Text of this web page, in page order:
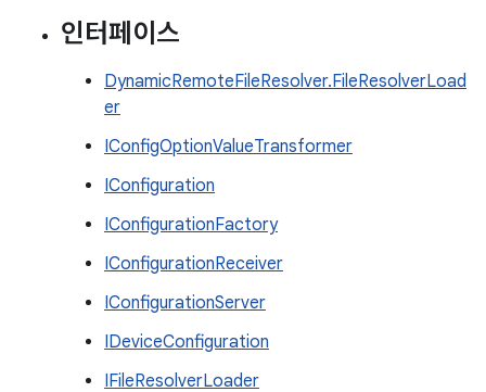
인터페이스
DynamicRemoteFileResolver.FileResolverLoad
er
IConfigOptionValueTransformer
IConfiguration
IConfigurationFactory
IConfigurationReceiver
IConfigurationServer
IDeviceConfiguration
IFileResolverLoader